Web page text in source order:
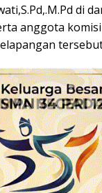
di
anggota